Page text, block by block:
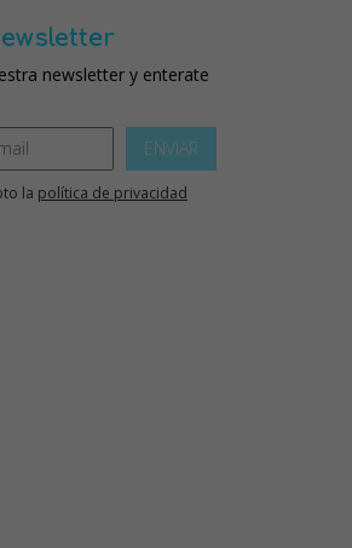
newsletter y enterate
ENVIAR
la política de privacidad